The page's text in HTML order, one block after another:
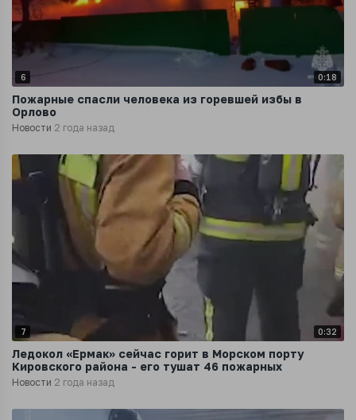
6 0:18
Пожарные спасли человека из горевшей избы в
Орлово
Новости 2 года назад
7 0:32
Ледокол «Ермак» сейчас горит в Морском порту
Кировского района - его тушат 46 пожарных
Новости 2 года назад